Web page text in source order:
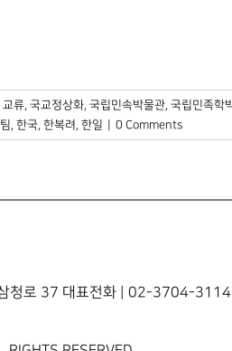
교류, 국교정상화, 국립민속박물관, 국립민족학
, 한국, 한복려 , 한일 0 Comments
청로 37 대표전화 | 02-3704-